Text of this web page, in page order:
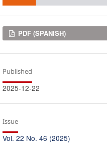
Downloads
PDF (SPANISH)
Published
2025-12-22
Issue
Vol. 22 No. 46 (2025)